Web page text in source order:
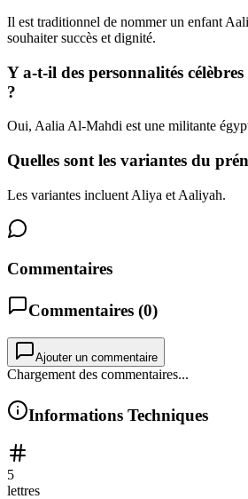
Il est traditionnel de nommer un enfant
souhaiter succès et dignité.
Y a-t-il des personnalités
?
Oui, Aalia Al-Mahdi est une militante
Quelles sont les variantes du
Les variantes incluent Aliya et Aaliyah.
Commentaires
Commentaires (0)
Ajouter un commentaire
Chargement des commentaires...
Informations Techniques
5
lettres